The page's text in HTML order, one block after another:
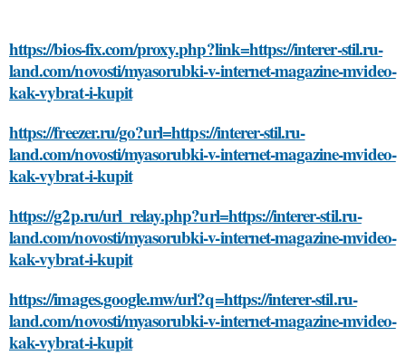
https://bios-fix.com/proxy.php?link=https://interer-stil.ru-
land.com/novosti/myasorubki-v-internet-magazine-mvideo-
kak-vybrat-i-kupit
https://freezer.ru/go?url=https://interer-stil.ru-
land.com/novosti/myasorubki-v-internet-magazine-mvideo-
kak-vybrat-i-kupit
https://g2p.ru/url_relay.php?url=https://interer-stil.ru-
land.com/novosti/myasorubki-v-internet-magazine-mvideo-
kak-vybrat-i-kupit
https://images.google.mw/url?q=https://interer-stil.ru-
land.com/novosti/myasorubki-v-internet-magazine-mvideo-
kak-vybrat-i-kupit